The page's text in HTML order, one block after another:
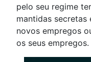
pelo seu regime
mantidas secretas
novos empregos
os seus empregos.